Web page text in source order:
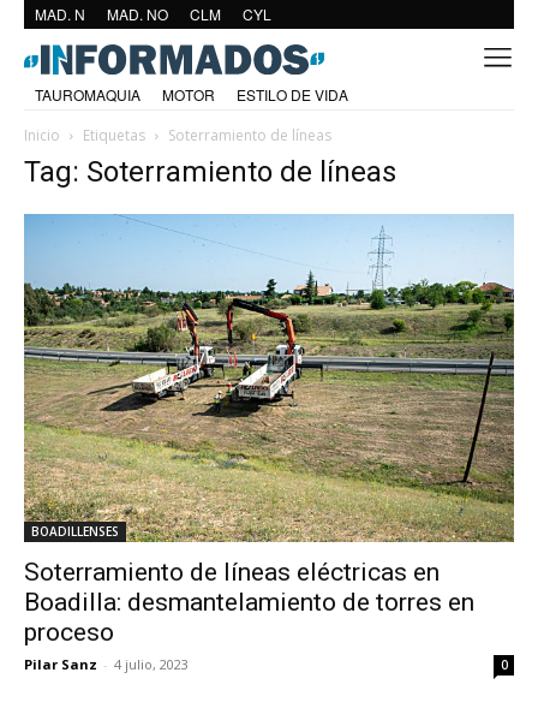
MAD. N MAD. NO CLM CYL
TAUROMAQUIA MOTOR
ESTILO DE VIDA
Inicio
Etiquetas Soterramiento de líneas
Tag: Soterramiento de líneas
BOADILLENSES
Soterramiento de líneas eléctricas en
Boadilla: desmantelamiento de torres en
proceso
Pilar Sanz - 4 julio, 2023 0